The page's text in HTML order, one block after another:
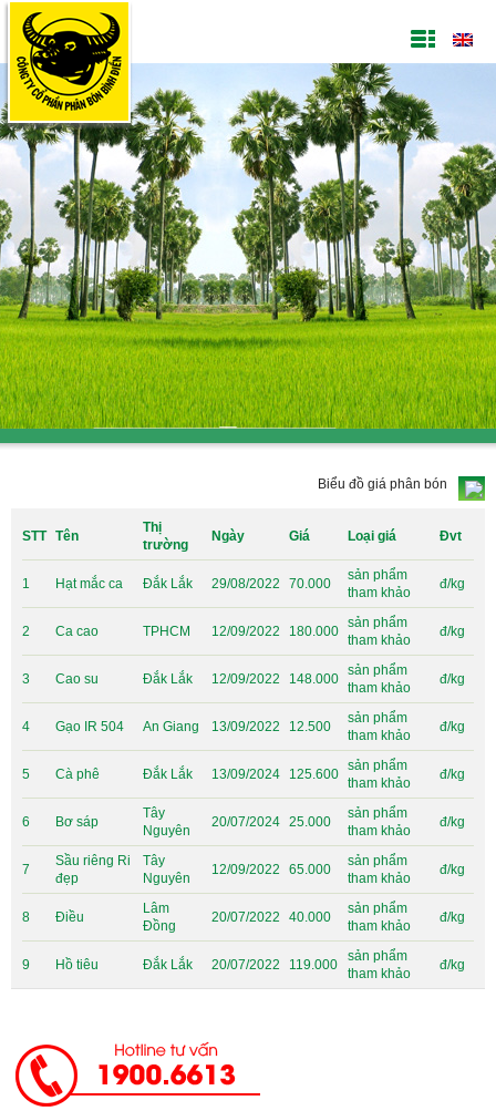
Biểu đồ giá phân bón
STT Tên
Thị
trường
Ngày Giá Loại giá Đvt
1 Hạt mắc ca Đắk Lắk 29/08/2022 70.000
sản phẩm
tham khảo
đ/kg
2 Ca cao TPHCM 12/09/2022 180.000
sản phẩm
tham khảo
đ/kg
3 Cao su Đắk Lắk 12/09/2022 148.000
sản phẩm
tham khảo
đ/kg
4 Gạo IR 504 An Giang 13/09/2022 12.500
sản phẩm
tham khảo
đ/kg
5 Cà phê Đắk Lắk 13/09/2024 125.600
sản phẩm
tham khảo
đ/kg
6 Bơ sáp
Tây
Nguyên
20/07/2024 25.000
sản phẩm
tham khảo
đ/kg
7
Sầu riêng Ri
đẹp
Tây
Nguyên
12/09/2022 65.000
sản phẩm
tham khảo
đ/kg
8 Điều
Lâm
Đồng
20/07/2022 40.000
sản phẩm
tham khảo
đ/kg
9 Hồ tiêu Đắk Lắk 20/07/2022 119.000
sản phẩm
tham khảo
đ/kg